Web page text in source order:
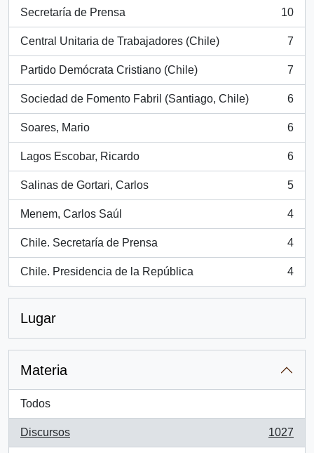
Secretaría de Prensa
, 10 resultados
10
Central Unitaria de Trabajadores (Chile)
, 7 resultados
7
Partido Demócrata Cristiano (Chile)
, 7 resultados
7
Sociedad de Fomento Fabril (Santiago, Chile)
, 6 resultados
6
Soares, Mario
, 6 resultados
6
Lagos Escobar, Ricardo
, 6 resultados
6
Salinas de Gortari, Carlos
, 5 resultados
5
Menem, Carlos Saúl
, 4 resultados
4
Chile. Secretaría de Prensa
, 4 resultados
4
Chile. Presidencia de la República
, 4 resultados
4
Lugar
Materia
Todos
Discursos
, 1027 resultados
1027